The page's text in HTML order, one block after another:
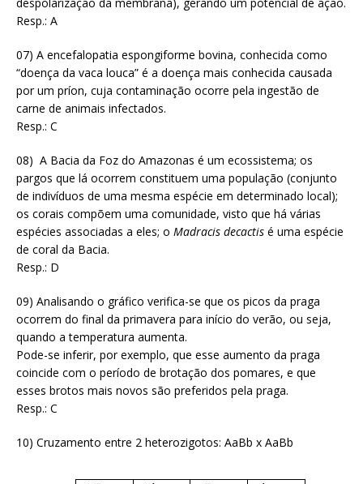
Resp.: A
07) A encefalopatia espongiforme bovina, conhecida como
“doença da vaca louca” é a doença mais conhecida causada
por um príon, cuja contaminação ocorre pela ingestão de
carne de animais infectados.
Resp.: C
08) A Bacia da Foz do Amazonas é um ecossistema; os
pargos que lá ocorrem constituem uma população (conjunto
de indivíduos de uma mesma espécie em determinado local);
os corais compõem uma comunidade, visto que há várias
espécies associadas a eles; o Madracis decactis é uma espécie
de coral da Bacia.
Resp.: D
09) Analisando o gráfico verifica-se que os picos da praga
ocorrem do final da primavera para início do verão, ou seja,
quando a temperatura aumenta.
Pode-se inferir, por exemplo, que esse aumento da praga
coincide com o período de brotação dos pomares, e que
esses brotos mais novos são preferidos pela praga.
Resp.: C
10) Cruzamento entre 2 heterozigotos: AaBb x AaBb